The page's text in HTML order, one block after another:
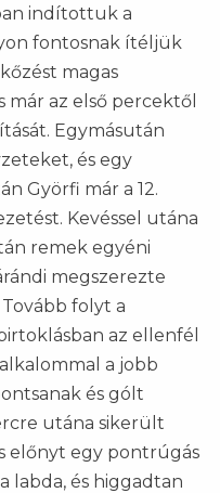
indítottuk a
fontosnak ítéljük
magas
már az első percektől
Egymásután
és egy
Györfi már a 12.
Kevéssel utána
remek egyéni
megszerezte
folyt a
az ellenfél
a jobb
és gólt
utána sikerült
előnyt egy pontrúgás
labda, és higgadtan